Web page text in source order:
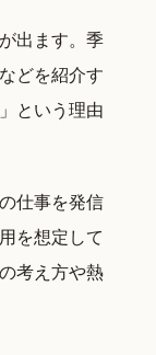
出ます。季
どを紹介す
という理由
仕事を発信
を想定して
考え方や熱